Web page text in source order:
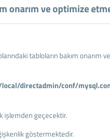
onarım ve optimize
tabloların bakım onarım
directadmin/conf/
işlemden geçecektir.
göstermektedir.